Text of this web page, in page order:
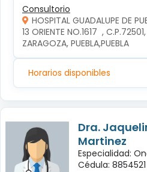
Consultorio
HOSPITAL GUADALUPE DE
13 ORIENTE NO.1617  ,
ZARAGOZA, PUEBLA,PUEBLA
Horarios disponibles
Dra.
Martinez
Especialidad:
Cédula: 8854521